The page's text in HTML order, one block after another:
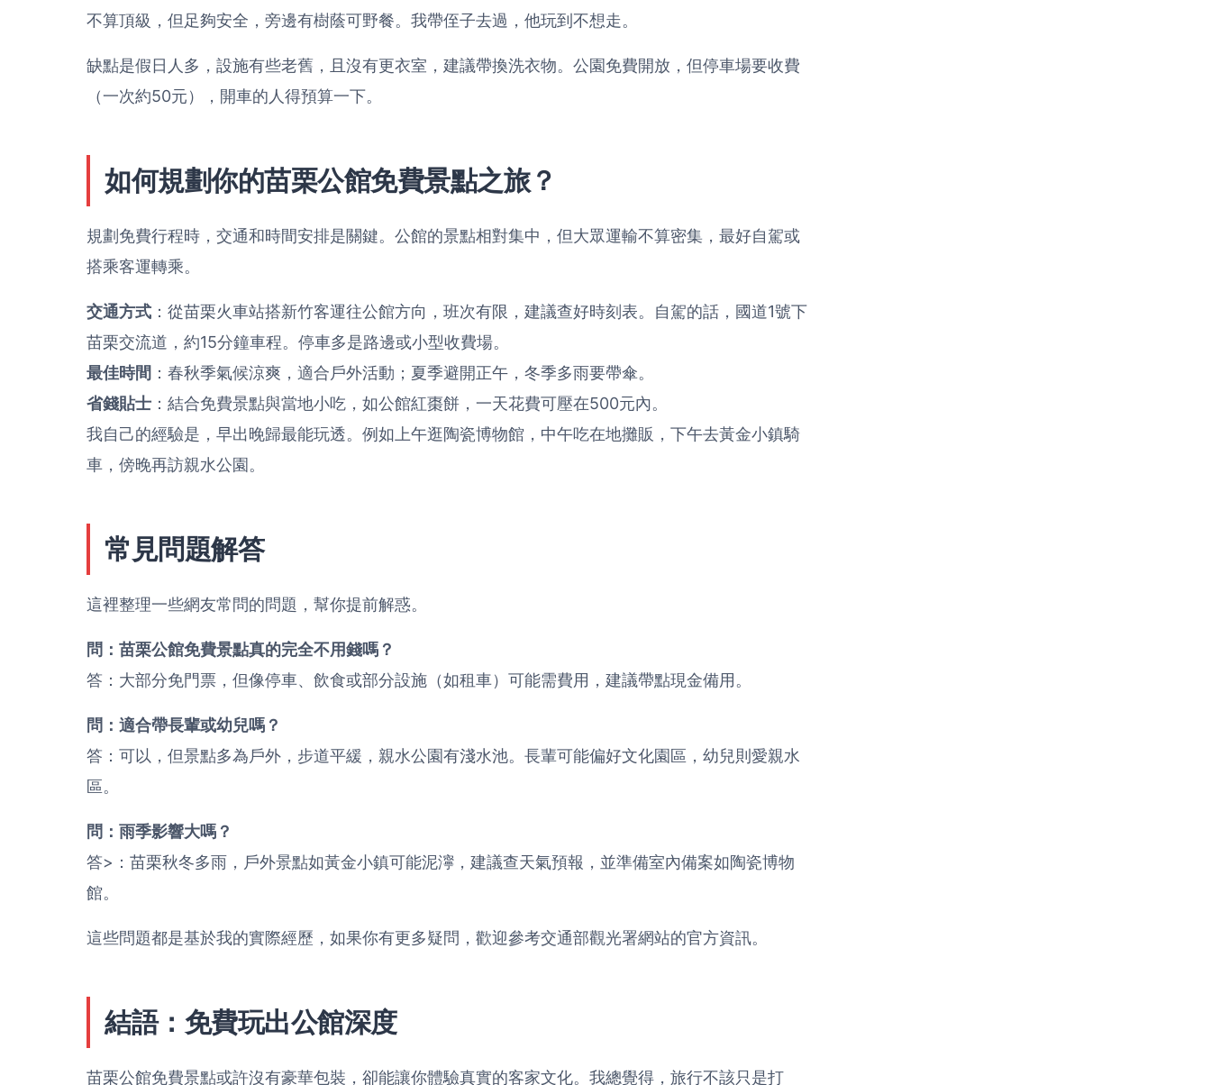
不算頂級，但足夠安全，旁邊有樹蔭可野餐。我帶侄子去過，他玩到不想走。
缺點是假日人多，設施有些老舊，且沒有更衣室，建議帶換洗衣物。公園免費開放，但停車場要收費
（一次約50元），開車的人得預算一下。
如何規劃你的苗栗公館免費景點之旅？
規劃免費行程時，交通和時間安排是關鍵。公館的景點相對集中，但大眾運輸不算密集，最好自駕或
搭乘客運轉乘。
交通方式 ：從苗栗火車站搭新竹客運往公館方向，班次有限，建議查好時刻表。自駕的話，國道1號下
苗栗交流道，約15分鐘車程。停車多是路邊或小型收費場。
最佳時間 ：春秋季氣候涼爽，適合戶外活動；夏季避開正午，冬季多雨要帶傘。
省錢貼士 ：結合免費景點與當地小吃，如公館紅棗餅，一天花費可壓在500元內。
我自己的經驗是，早出晚歸最能玩透。例如上午逛陶瓷博物館，中午吃在地攤販，下午去黃金小鎮騎
車，傍晚再訪親水公園。
常見問題解答
這裡整理一些網友常問的問題，幫你提前解惑。
問：苗栗公館免費景點真的完全不用錢嗎？
答：大部分免門票，但像停車、飲食或部分設施（如租車）可能需費用，建議帶點現金備用。
問：適合帶長輩或幼兒嗎？
答：可以，但景點多為戶外，步道平緩，親水公園有淺水池。長輩可能偏好文化園區，幼兒則愛親水
區。
問：雨季影響大嗎？
答>：苗栗秋冬多雨，戶外景點如黃金小鎮可能泥濘，建議查天氣預報，並準備室內備案如陶瓷博物
館。
這些問題都是基於我的實際經歷，如果你有更多疑問，歡迎參考交通部觀光署網站的官方資訊。
結語：免費玩出公館深度
苗栗公館免費景點或許沒有豪華包裝，卻能讓你體驗真實的客家文化。我總覺得，旅行不該只是打